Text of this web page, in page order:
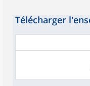
Télécharger